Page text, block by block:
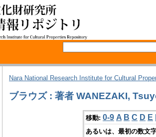
Nara National Research Institute for Cultural
ブラウズ : 著者 WANEZAKI,
移動: 0-9 A B C D E
あるいは、最初の数文